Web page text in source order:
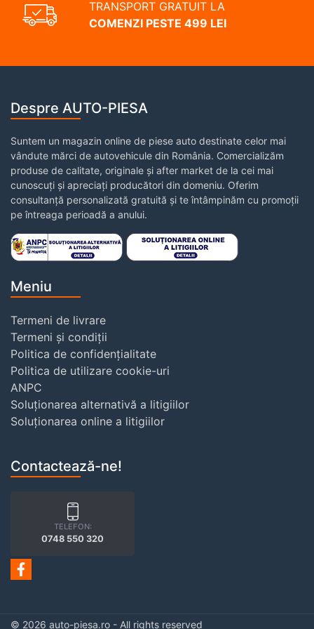
TRANSPORT GRATUIT LA
COMENZI PESTE 499 LEI
Despre AUTO-PIESA
Suntem un magazin online de piese auto destinate celor mai
vândute mărci de autovehicule din România. Comercializăm
produse de calitate, originale și after market de la cei mai
cunoscuți și apreciați producători din domeniu. Oferim
consultanță personalizată gratuită și te întâmpinăm cu promoții
pe întreaga perioadă a anului.
Meniu
Termeni de livrare
Termeni și condiții
Politica de confidențialitate
Politica de utilizare cookie-uri
ANPC
Soluționarea alternativă a litigiilor
Soluționarea online a litigiilor
Contactează-ne!
TELEFON:
0748 550 320
© 2026 auto-piesa.ro - All rights reserved